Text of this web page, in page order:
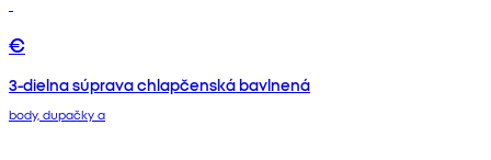
€
3-dielna súprava chlapčenská bavlnená
body, dupačky a